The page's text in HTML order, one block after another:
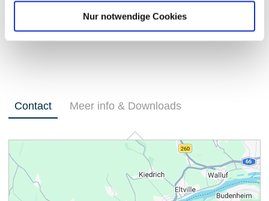
Nur notwendige Cookies
Contact Meer info & Downloads